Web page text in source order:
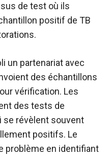
de test où ils
positif de TB
un partenariat avec
des échantillons
vérification. Les
des tests de
révèlent souvent
positifs. Le
problème en identifiant